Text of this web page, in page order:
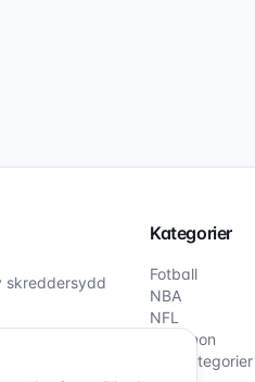
skreddersydd
Kategorier
Fotball
NBA
NFL
Pokémon
Alle kategorier